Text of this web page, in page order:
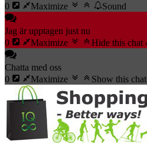
0
Maximize Sound
Jag är upptagen just nu
0
Maximize Hide this chat
Chatta med oss
0
Maximize Show this chat